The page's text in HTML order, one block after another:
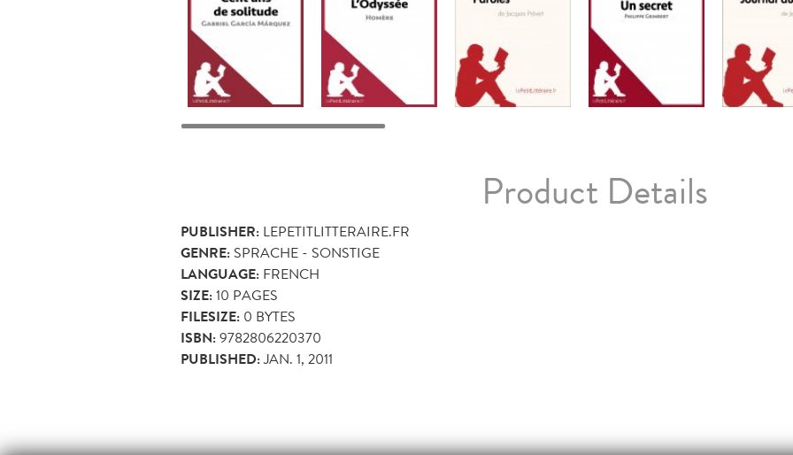
Product Details
PUBLISHER: LEPETITLITTERAIRE.FR
GENRE: SPRACHE - SONSTIGE
LANGUAGE: FRENCH
SIZE:10 PAGES
FILESIZE: 0 BYTES
ISBN:9782806220370
PUBLISHED:JAN. 1, 2011